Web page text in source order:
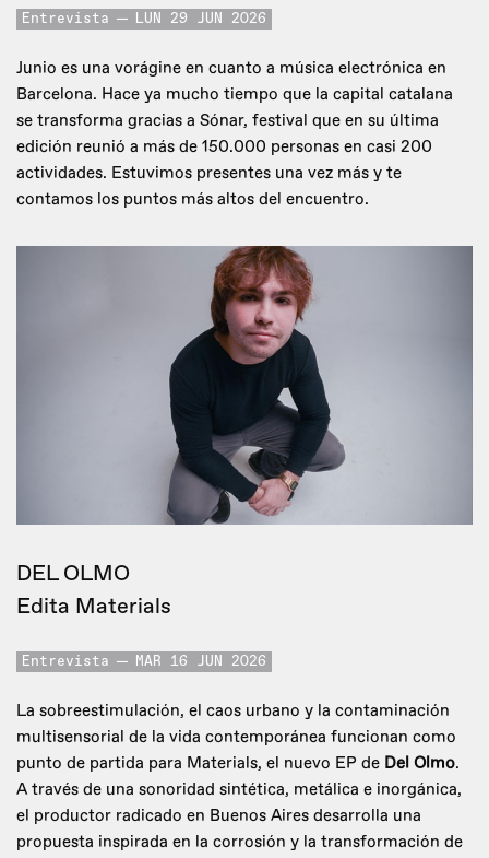
Entrevista LUN 29 JUN 2026
Junio es una vorágine en cuanto a música electrónica en
Barcelona. Hace ya mucho tiempo que la capital catalana
se transforma gracias a Sónar, festival que en su última
edición reunió a más de 150.000 personas en casi 200
actividades. Estuvimos presentes una vez más y te
contamos los puntos más altos del encuentro.
DEL OLMO
Edita Materials
Entrevista MAR 16 JUN 2026
La sobreestimulación, el caos urbano y la contaminación
multisensorial de la vida contemporánea funcionan como
punto de partida para Materials, el nuevo EP de Del Olmo.
A través de una sonoridad sintética, metálica e inorgánica,
el productor radicado en Buenos Aires desarrolla una
propuesta inspirada en la corrosión y la transformación de